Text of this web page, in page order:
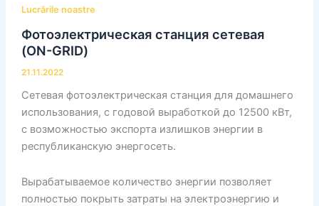
Lucrările noastre
Фотоэлектрическая станция сетевая
(ON-GRID)
21.11.2022
Сетевая фотоэлектрическая станция для домашнего
использования, с годовой выработкой до 12500 кВт,
с возможностью экспорта излишков энергии в
республиканскую энергосеть.
Вырабатываемое количество энергии позволяет
полностью покрыть затраты на электроэнергию и